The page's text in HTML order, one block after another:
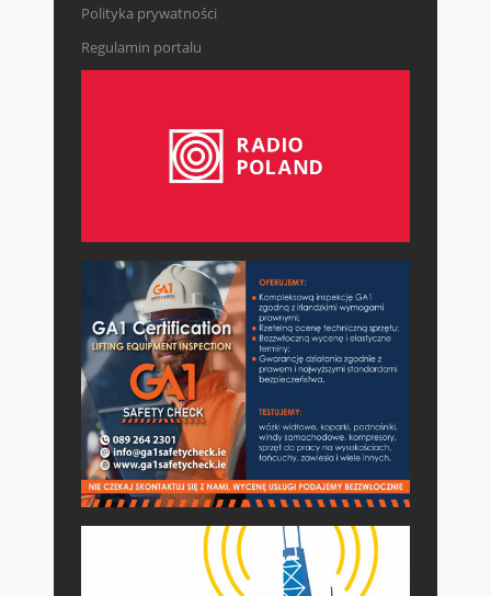
Polityka prywatności
Regulamin portalu